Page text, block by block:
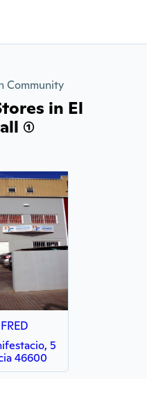
Community
in El
(1)
5
46600